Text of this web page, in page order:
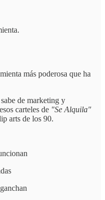
más poderosa que ha
de marketing y
carteles de "Se Alquila"
arts de los 90.